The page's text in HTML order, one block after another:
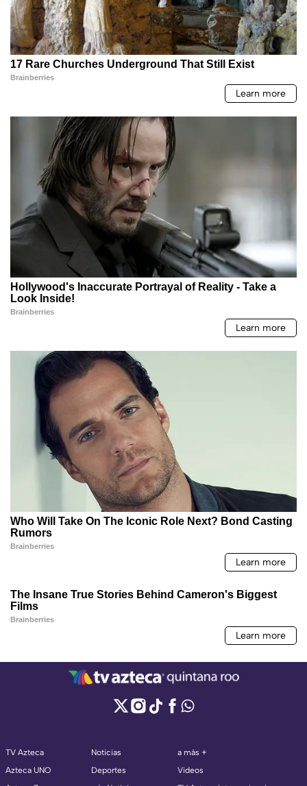
TV Azteca
Azteca UNO
Noticias
Deportes
a más +
Videos